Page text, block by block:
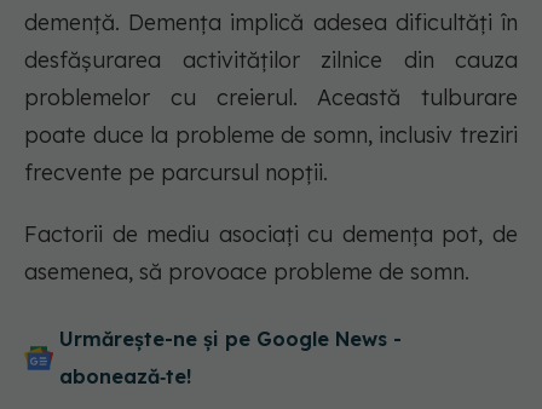
demență. Demența implică adesea dificultăți în
desfășurarea activităților zilnice din cauza
problemelor cu creierul. Această tulburare
poate duce la probleme de somn, inclusiv treziri
frecvente pe parcursul nopții.
Factorii de mediu asociați cu demența pot, de
asemenea, să provoace probleme de somn.
Urmărește-ne și pe Google News -
abonează‑te!